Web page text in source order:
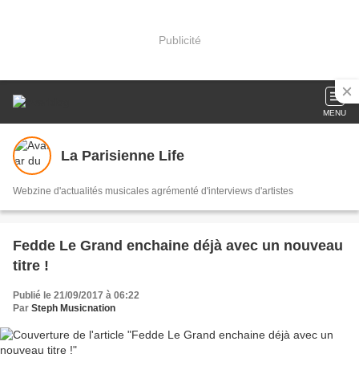
Publicité
MENU
La Parisienne Life
Webzine d'actualités musicales agrémenté d'interviews d'artistes
Fedde Le Grand enchaine déjà avec un nouveau
titre !
Publié le 21/09/2017 à 06:22
Par Steph Musicnation